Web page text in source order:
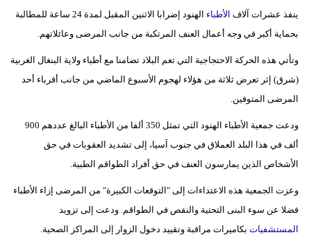
ينفذ عشرات آلاف الأطباء
الهنود إضرابا الاثنين المقبل لمدة 24 ساعة للمطالبة
بحماية أكبر في وجه أعمال العنف المرتكبة من جانب المرضى وعائلاتهم.
وتأتي هذه الحركة الاحتجاجية التي تعم البلاد تضامنا مع أطباء ولاية البنغال الغربية
(شرق) إثر تعرض ثلاثة من هؤلاء لهجوم الأسبوع الماضي من جانب أقرباء أحد
المرضى المتوفين.
ودعت جمعية الأطباء الهنود التي تمثل 350 ألفا من الأطباء البالغ عددهم 900
ألف في هذا البلد العملاق في جنوب آسيا، إلى تشديد العقوبات في حق
الأشخاص الذين يمارسون العنف في حق أفراد الطواقم الطبية.
وعزت الجمعية هذه الاعتداءات إلى "التوقعات الكبيرة" من المرضى إزاء الأطباء
فضلا عن سوء البنى التحتية والنقص في الطواقم. ودعت إلى تزويد
المستشفيات بكاميرات مراقبة وتقييد دخول الزوار إلى المراكز الصحية.